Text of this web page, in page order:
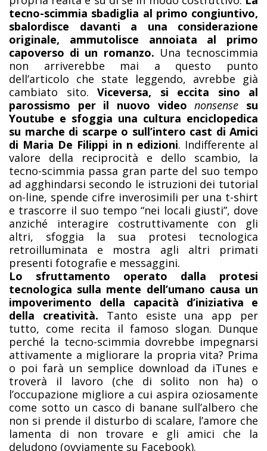
tecno-scimmia sbadiglia al primo congiuntivo,
sbalordisce davanti a una considerazione
originale, ammutolisce annoiata al primo
capoverso di un romanzo. Una tecnoscimmia
non arriverebbe mai a questo punto
dell’articolo che state leggendo, avrebbe già
cambiato sito. Viceversa, si eccita sino al
parossismo per il nuovo videononsense su
Youtube e sfoggia una cultura enciclopedica
su marche di scarpe o sull’intero cast di Amici
di Maria De Filippi in n edizioni. Indifferente al
valore della reciprocità e dello scambio, la
tecno-scimmia passa gran parte del suo tempo
ad agghindarsi secondo le istruzioni dei tutorial
on-line, spende cifre inverosimili per una t-shirt
e trascorre il suo tempo “nei locali giusti”, dove
anziché interagire costruttivamente con gli
altri, sfoggia la sua protesi tecnologica
retroilluminata e mostra agli altri primati
presenti fotografie e messaggini.
Lo sfruttamento operato dalla protesi
tecnologica sulla mente dell’umano causa un
impoverimento della capacità d’iniziativa e
della creatività. Tanto esiste una app per
tutto, come recita il famoso slogan. Dunque
perché la tecno-scimmia dovrebbe impegnarsi
attivamente a migliorare la propria vita? Prima
o poi farà un semplice download da iTunes e
troverà il lavoro (che di solito non ha) o
l’occupazione migliore a cui aspira oziosamente
come sotto un casco di banane sull’albero che
non si prende il disturbo di scalare, l’amore che
lamenta di non trovare e gli amici che la
deludono (ovviamente su Facebook).